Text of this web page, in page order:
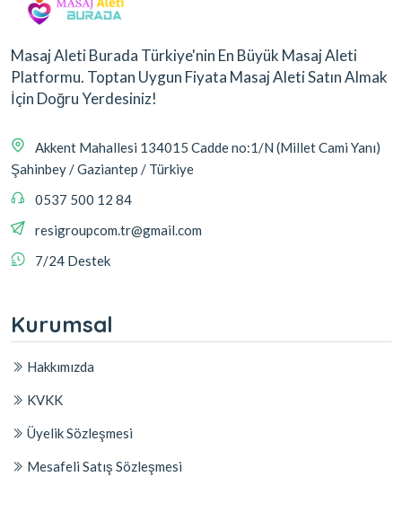
Masaj Aleti Burada Türkiye'nin En Büyük Masaj Aleti
Platformu. Toptan Uygun Fiyata Masaj Aleti Satın Almak
İçin Doğru Yerdesiniz!
Akkent Mahallesi 134015 Cadde no:1/N (Millet Cami Yanı)
Şahinbey / Gaziantep / Türkiye
0537 500 12 84
resigroupcom.tr@gmail.com
7/24 Destek
Kurumsal
Hakkımızda
KVKK
Üyelik Sözleşmesi
Mesafeli Satış Sözleşmesi